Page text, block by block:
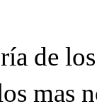
de
mas